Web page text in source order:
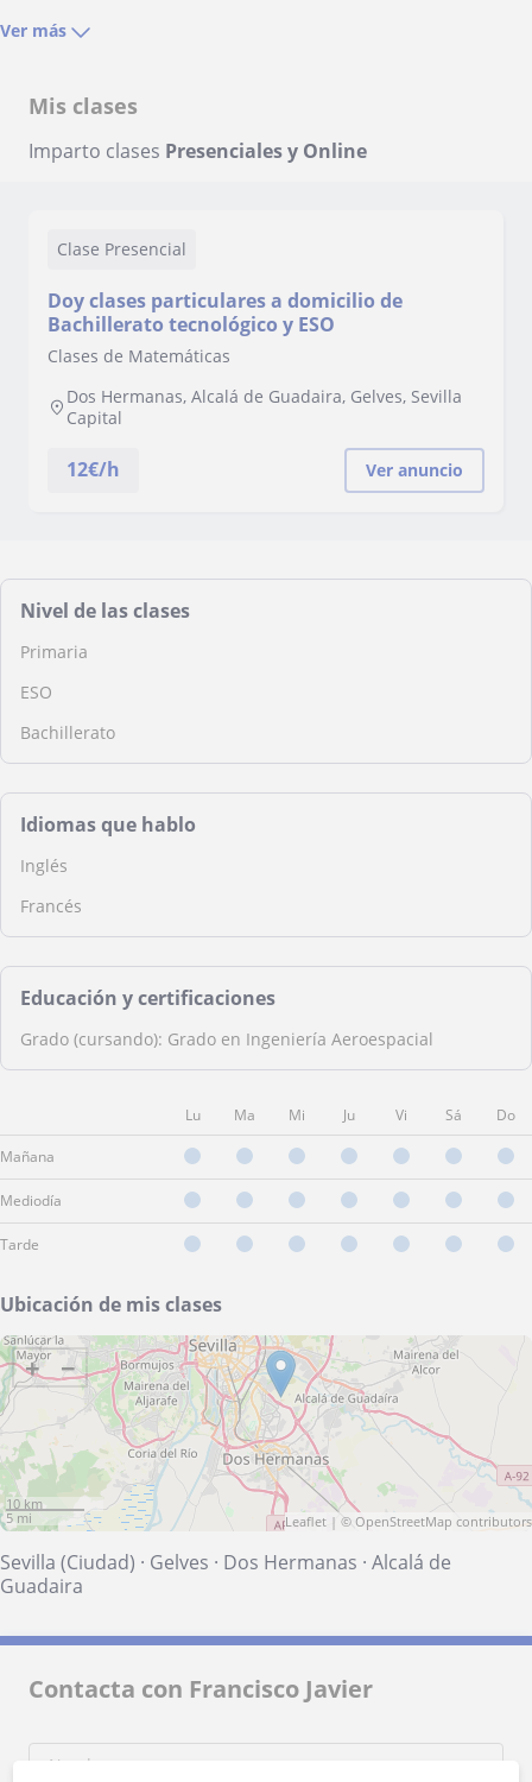
Ver más
Mis clases
Imparto clases Presenciales y Online
Clase Presencial
Doy clases particulares a domicilio de
Bachillerato tecnológico y ESO
Clases de Matemáticas
Dos Hermanas, Alcalá de Guadaira, Gelves, Sevilla
Capital
12€/h Ver anuncio
Nivel de las clases
Primaria
ESO
Bachillerato
Idiomas que hablo
Inglés
Francés
Educación y certificaciones
Grado (cursando): Grado en Ingeniería Aeroespacial
Lu Ma Mi Ju Vi Sá Do
Mañana
Mediodía
Tarde
Ubicación de mis clases
+ −
10 km
5 mi
Leaflet | © OpenStreetMap contributors
Sevilla (Ciudad) · Gelves · Dos Hermanas · Alcalá de
Guadaira
Contacta con Francisco Javier